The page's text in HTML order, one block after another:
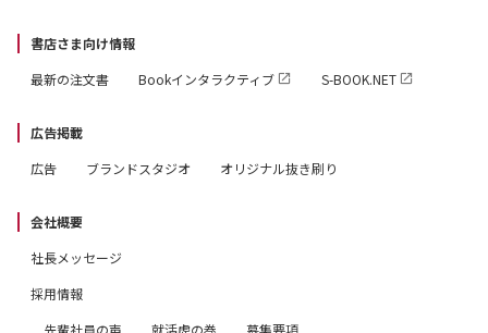
書店さま向け情報
最新の注文書
Bookインタラクティブ S-BOOK.NET
広告掲載
広告
ブランドスタジオ オリジナル抜き刷り
会社概要
社長メッセージ
採用情報
先輩社員の声
就活虎の巻 募集要項